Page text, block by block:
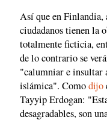
Así que en Finlandia,
ciudadanos tienen la
totalmente ficticia,
de lo contrario se
"calumniar e insultar
islámica". Comodijo
Tayyip Erdogan:
desagradables, son